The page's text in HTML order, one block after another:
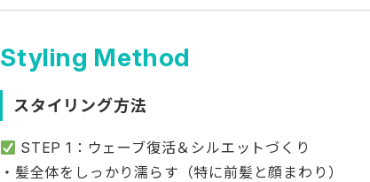
Styling Method
スタイリング方法
STEP 1：ウェーブ復活＆シルエットづくり
・髪全体をしっかり濡らす（特に前髪と顔まわり）